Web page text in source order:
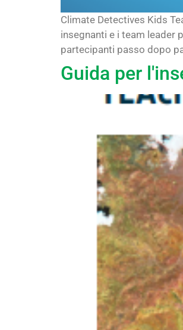
Climate Detectives Kids
insegnanti e i team leader
partecipanti passo dopo
Guida per